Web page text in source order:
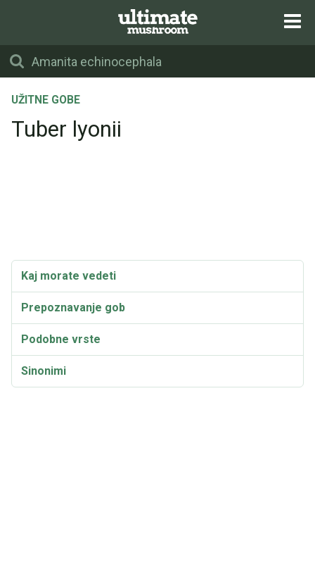
UŽITNE GOBE
Tuber lyonii
Kaj morate vedeti
Prepoznavanje gob
Podobne vrste
Sinonimi